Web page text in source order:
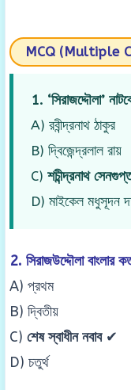
MCQ (Multiple
1. ‘সিরাজদ্দৌলা’
A) রবীন্দ্রনাথ ঠাকুর
B) দ্বিজেন্দ্রলাল রায়
C) শচীন্দ্রনাথ
D) মাইকেল মধুসূদন
2. সিরাজউদ্দৌলা বাংলার
A) প্রথম
B) দ্বিতীয়
C) শেষ স্বাধীন নবাব✔
D) চতুর্থ